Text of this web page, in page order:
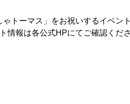
トーマス」をお祝いするイベン
情報は各公式HPにてご確認くださ